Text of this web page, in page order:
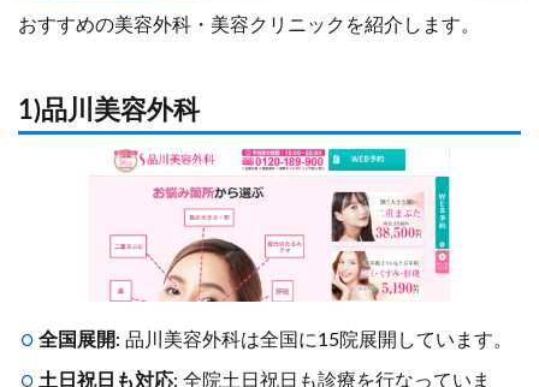
おすすめの美容外科・美容クリニックを紹介します。
1)品川美容外科
全国展開: 品川美容外科は全国に15院展開しています。
土日祝日も対応: 全院土日祝日も診療を行なっていま